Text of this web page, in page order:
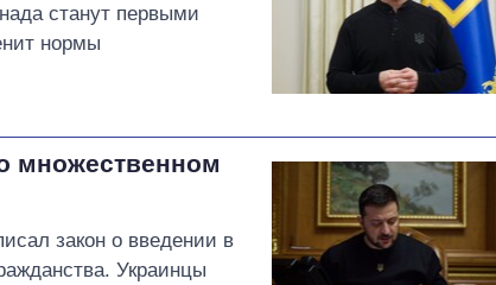
станут первыми
нормы
множественном
закон о введении в
Украинцы